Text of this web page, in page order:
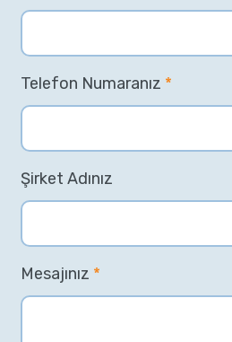
Telefon Numaranız *
Şirket Adınız
Mesajınız *